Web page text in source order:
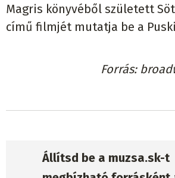
Magris könyvéből született
című filmjét mutatja be a
Forrás
Állítsd be a muzsa.sk-t